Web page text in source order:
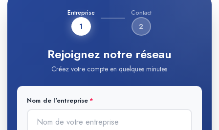
Entreprise
1
Contact
2
Rejoignez notre réseau
Créez votre compte en quelques minutes
Nom de l'entreprise